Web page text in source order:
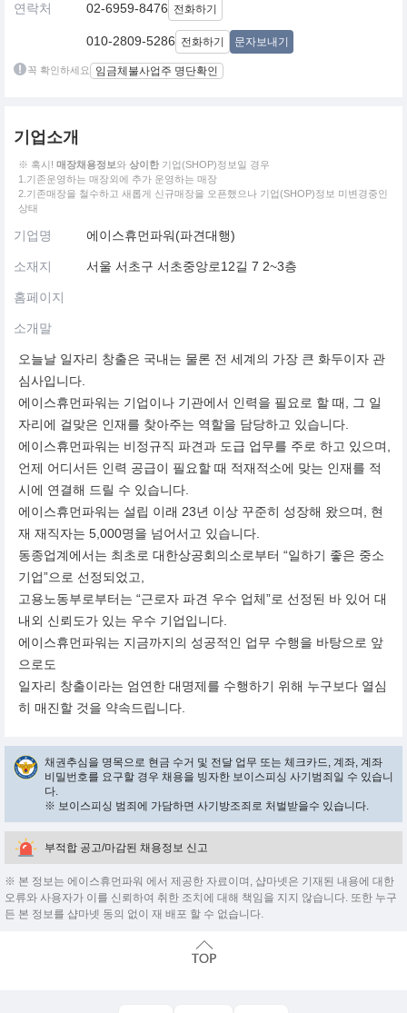
연락처 02-6959-8476 전화하기
010-2809-5286 전화하기 문자보내기
꼭 확인하세요 임금체불사업주 명단확인
기업소개
※ 혹시! 매장채용정보와 상이한 기업(SHOP)정보일 경우
1.기존운영하는 매장외에 추가 운영하는 매장
2.기존매장을 철수하고 새롭게 신규매장을 오픈했으나 기업(SHOP)정보 미변경중인
상태
기업명 에이스휴먼파워(파견대행)
소재지 서울 서초구 서초중앙로12길 7 2~3층
홈페이지
소개말
오늘날 일자리 창출은 국내는 물론 전 세계의 가장 큰 화두이자 관
심사입니다.
에이스휴먼파워는 기업이나 기관에서 인력을 필요로 할 때, 그 일
자리에 걸맞은 인재를 찾아주는 역할을 담당하고 있습니다.
에이스휴먼파워는 비정규직 파견과 도급 업무를 주로 하고 있으며,
언제 어디서든 인력 공급이 필요할 때 적재적소에 맞는 인재를 적
시에 연결해 드릴 수 있습니다.
에이스휴먼파워는 설립 이래 23년 이상 꾸준히 성장해 왔으며, 현
재 재직자는 5,000명을 넘어서고 있습니다.
동종업계에서는 최초로 대한상공회의소로부터 “일하기 좋은 중소
기업”으로 선정되었고,
고용노동부로부터는 “근로자 파견 우수 업체”로 선정된 바 있어 대
내외 신뢰도가 있는 우수 기업입니다.
에이스휴먼파워는 지금까지의 성공적인 업무 수행을 바탕으로 앞
으로도
일자리 창출이라는 엄연한 대명제를 수행하기 위해 누구보다 열심
히 매진할 것을 약속드립니다.
채권추심을 명목으로 현금 수거 및 전달 업무 또는 체크카드, 계좌, 계좌
비밀번호를 요구할 경우 채용을 빙자한 보이스피싱 사기범죄일 수 있습니
다.
※ 보이스피싱 범죄에 가담하면 사기방조죄로 처벌받을수 있습니다.
부적합 공고/마감된 채용정보 신고
※ 본 정보는 에이스휴먼파워 에서 제공한 자료이며, 샵마넷은 기재된 내용에 대한
오류와 사용자가 이를 신뢰하여 취한 조치에 대해 책임을 지지 않습니다. 또한 누구
든 본 정보를 샵마넷 동의 없이 재 배포 할 수 없습니다.